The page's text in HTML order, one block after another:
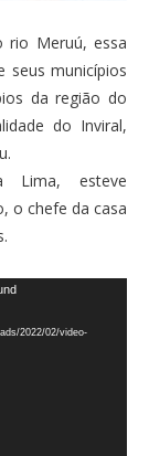
rio Meruú, essa
seus municípios
da região do
do Inviral,
Lima, esteve
o chefe da casa
2022/02/video-